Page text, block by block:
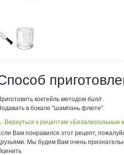
коктейль методом билд.
в бокале "шампань флюте".
Вернуться к рецептам «Безалкогольные
Вам понравился этот рецепт,
Мы будем Вам очень